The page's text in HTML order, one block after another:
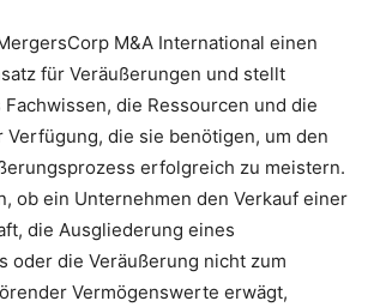
M&A International einen
für Veräußerungen und stellt
die Ressourcen und die
Verfügung, die sie benötigen, um den
erfolgreich zu meistern.
ob ein Unternehmen den Verkauf einer
die Ausgliederung eines
oder die Veräußerung nicht zum
Vermögenswerte erwägt,